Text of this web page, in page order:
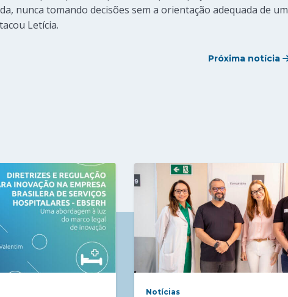
nunca tomando decisões sem a orientação adequada de um
Letícia.
Próxima notícia
Notícias